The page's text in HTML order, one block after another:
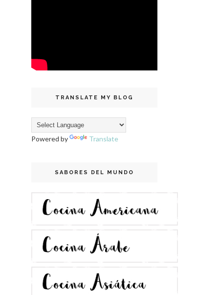
TRANSLATE MY BLOG
Powered by Translate
SABORES DEL MUNDO